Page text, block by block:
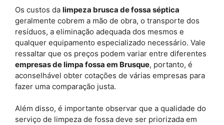
Os custos da limpeza brusca de fossa séptica
geralmente cobrem a mão de obra, o transporte dos
resíduos, a eliminação adequada dos mesmos e
qualquer equipamento especializado necessário. Vale
ressaltar que os preços podem variar entre diferentes
empresas de limpa fossa em Brusque, portanto, é
aconselhável obter cotações de várias empresas para
fazer uma comparação justa.
Além disso, é importante observar que a qualidade do
serviço de limpeza de fossa deve ser priorizada em